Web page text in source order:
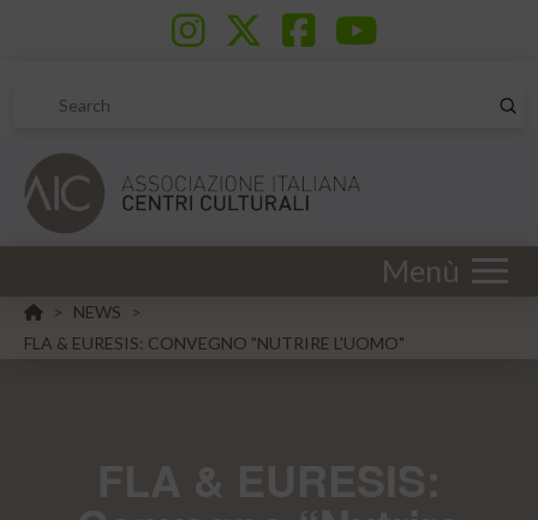
Search
Menù
HOME
> NEWS
>
FLA & EURESIS: CONVEGNO "NUTRIRE L'UOMO"